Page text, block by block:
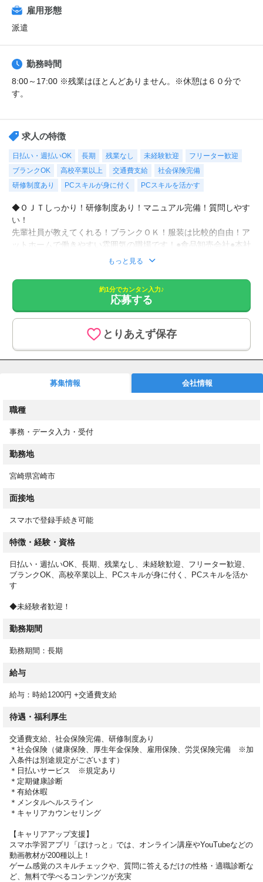
雇用形態
派遣
勤務時間
8:00～17:00 ※残業はほとんどありません。※休憩は６０分で
す。
求人の特徴
日払い・週払いOK 長期 残業なし 未経験歓迎
フリーター歓迎
ブランクOK
高校卒業以上 交通費支給
社会保険完備
研修制度あり
PCスキルが身に付く PCスキルを活かす
◆ＯＪＴしっかり！研修制度あり！マニュアル完備！質問しやす
い！
先輩社員が教えてくれる！ブランクＯＫ！服装は比較的自由！ア
ットホームで働きやすい雰囲気の職場です！●食品卸売会社●本社
勤務！歴史ある企業での就業！車通勤ＯＫ！無料駐車場完備で
来客・出荷データ入力、伝票入力、請求書発行、来客応対、電話
応対（１日１０～２０件）などをお願いします。
◼︎速払い(日払い)制度あり
月払い給与の前払い制度として速払いサービス(日払いサービス)
◼︎お仕事スタート後もサポート！
相談も可能です！
◼︎WEBで登録完了！
スマホからカンタン登録！来社不要で、スキマ時間に登録できま
登録後は希望条件に合ったお仕事をご紹介！スムーズに進めば、
①オンラインで登録（来社は不要です！）
②条件に合ったお仕事をお電話またはメールにてご案内
③事前に職場見学
④就業スタート
もっと見る
とりあえず保存
約1分でカンタン入力♪
応募する
募集情報 会社情報
職種
事務・データ入力・受付
勤務地
宮崎県宮崎市
面接地
スマホで登録手続き可能
特徴・経験・資格
日払い・週払いOK、長期、残業なし、未経験歓迎、フリーター歓迎、
ブランクOK、高校卒業以上、PCスキルが身に付く、PCスキルを活か
す
◆未経験者歓迎！
勤務期間
勤務期間：長期
給与
給与：時給1200円 +交通費支給
待遇・福利厚生
交通費支給、社会保険完備、研修制度あり
＊社会保険（健康保険、厚生年金保険、雇用保険、労災保険完備 ※加
入条件は別途規定がございます）
＊日払いサービス ※規定あり
＊定期健康診断
＊有給休暇
＊メンタルヘルスライン
＊キャリアカウンセリング
【キャリアアップ支援】
スマホ学習アプリ「ぽけっと」では、オンライン講座やYouTubeなどの
動画教材が200種以上！
ゲーム感覚のスキルチェックや、質問に答えるだけの性格・適職診断な
ど、無料で学べるコンテンツが充実